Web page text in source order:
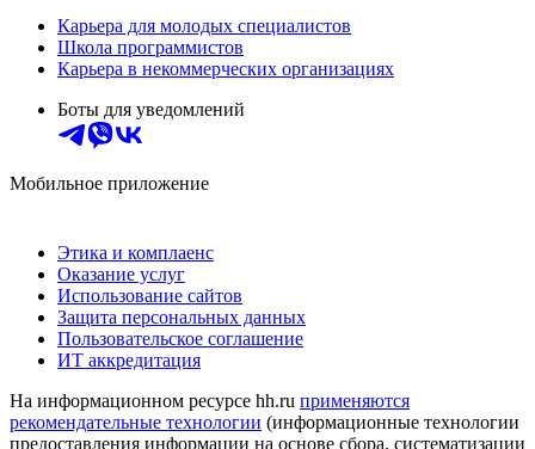
Карьера для молодых специалистов
Школа программистов
Карьера в некоммерческих организациях
Боты для уведомлений
Мобильное приложение
Этика и комплаенс
Оказание услуг
Использование сайтов
Защита персональных данных
Пользовательское соглашение
ИТ аккредитация
На информационном ресурсе hh.ru применяются
рекомендательные технологии (информационные технологии
предоставления информации на основе сбора, систематизации